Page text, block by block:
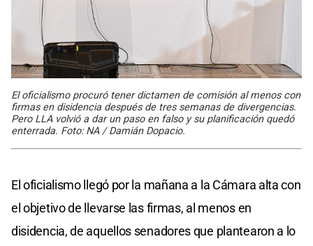
El oficialismo procuró tener dictamen de comisión al menos con
firmas en disidencia después de tres semanas de divergencias.
Pero LLA volvió a dar un paso en falso y su planificación quedó
enterrada. Foto: NA / Damián Dopacio.
El oficialismo llegó por la mañana a la Cámara alta con
el objetivo de llevarse las firmas, al menos en
disidencia, de aquellos senadores que plantearon a lo